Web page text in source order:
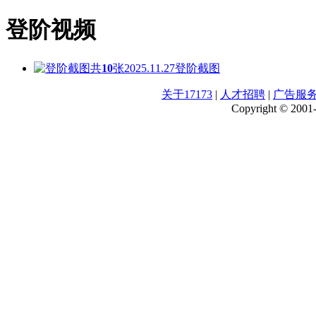
登阶视频
共10张2025.11.27登阶截图
关于17173 | 人才招聘 | 广告服
Copyright ©